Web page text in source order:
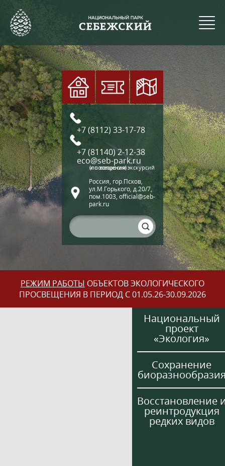
+7 (8112) 33-17-78
+7 (81140) 2-12-38
eco@seb-park.ru
(по вопросам экскурсий и посещения)
Россия, гор.Псков,
ул.М.Горького, д.20/7,
пом.1003, official@seb-
park.ru
РЕЖИМ РАБОТЫ ОБЪЕКТОВ ЭКОЛОГИЧЕСКОГО
ПРОСВЕЩЕНИЯ В ПЕРИОД С 01.05.26-30.09.2026
Национальный
проект
«Экология»
Сохранение
Восстановление
реинтродукция
редких видов